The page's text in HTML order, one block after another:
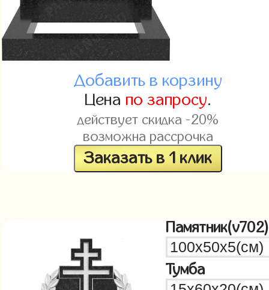
Добавить в корзину
Цена по запросу.
действует скидка -20%
возможна рассрочка
Заказать в 1 клик
Памятник(v702)
Тумба